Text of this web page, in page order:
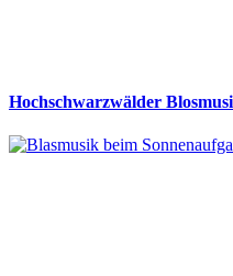
Hochschwarzwälder